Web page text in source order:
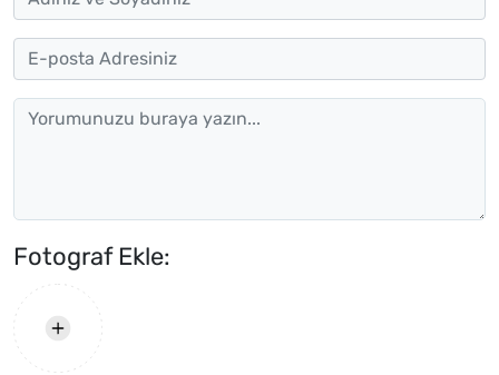
Fotograf Ekle: